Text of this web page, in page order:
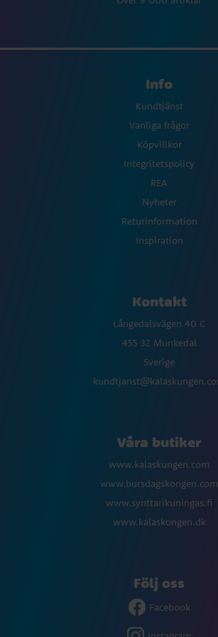
Info
Kundtjänst
Vanliga frågor
Köpvillkor
Integritetspolicy
REA
Nyheter
Returinformation
Inspiration
Kontakt
Långedalsvägen 40 C
455 32 Munkedal
Sverige
Våra butiker
www.kalaskungen.com
www.bursdagskongen.com
www.synttarikuningas.fi
www.kalaskongen.dk
Följ oss
Facebook